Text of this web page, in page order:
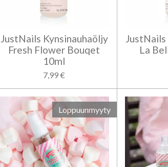
JustNails Kynsinauhaöljy
Fresh Flower Bouqet
10ml
7,99 €
La
Loppuunmyyty